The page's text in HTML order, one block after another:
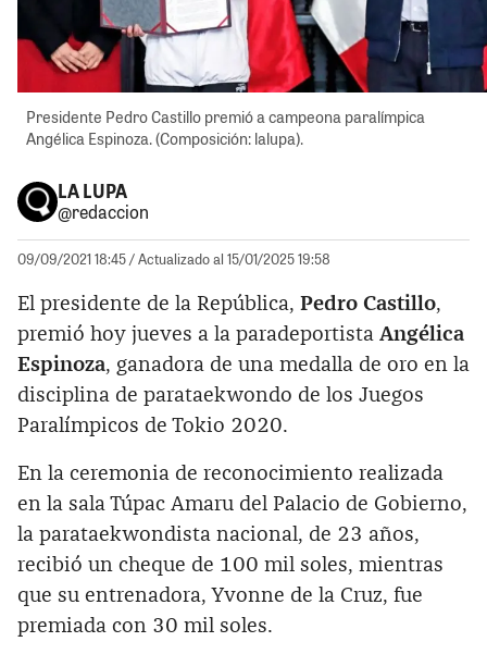
Presidente Pedro Castillo premió a campeona paralímpica
Angélica Espinoza. (Composición: lalupa).
LA LUPA
@redaccion
09/09/2021 18:45/ Actualizado al 15/01/2025 19:58
El presidente de la República, Pedro Castillo,
premió hoy jueves a la paradeportista Angélica
Espinoza, ganadora de una medalla de oro en la
disciplina de parataekwondo de los Juegos
Paralímpicos de Tokio 2020.
En la ceremonia de reconocimiento realizada
en la sala Túpac Amaru del Palacio de Gobierno,
la parataekwondista nacional, de 23 años,
recibió un cheque de 100 mil soles, mientras
que su entrenadora, Yvonne de la Cruz, fue
premiada con 30 mil soles.